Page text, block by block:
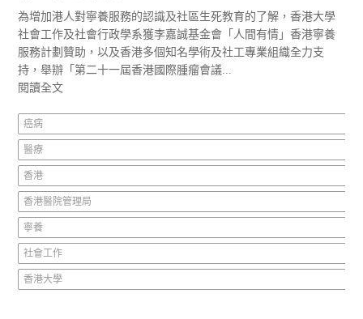
為增加港人對寧養服務的認識及社區生死教育的了解，香港大學
社會工作及社會行政學系獲李嘉誠基金會「人間有情」香港寧養
服務計劃贊助，以及香港多個知名學術及社工專業組織全力支
持，舉辦「第二十一屆香港國際腫瘤會議...
閱讀全文
癌病
醫療
香港
香港醫院管理局
寧養
社會工作
香港大學